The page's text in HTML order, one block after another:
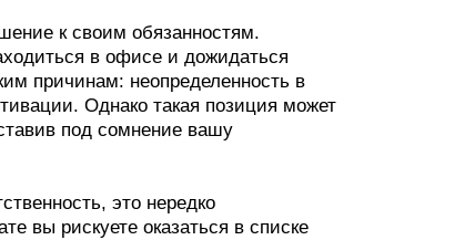
к своим обязанностям.
в офисе и дожидаться
причинам: неопределенность в
Однако такая позиция может
под сомнение вашу
это нередко
вы рискуете оказаться в списке